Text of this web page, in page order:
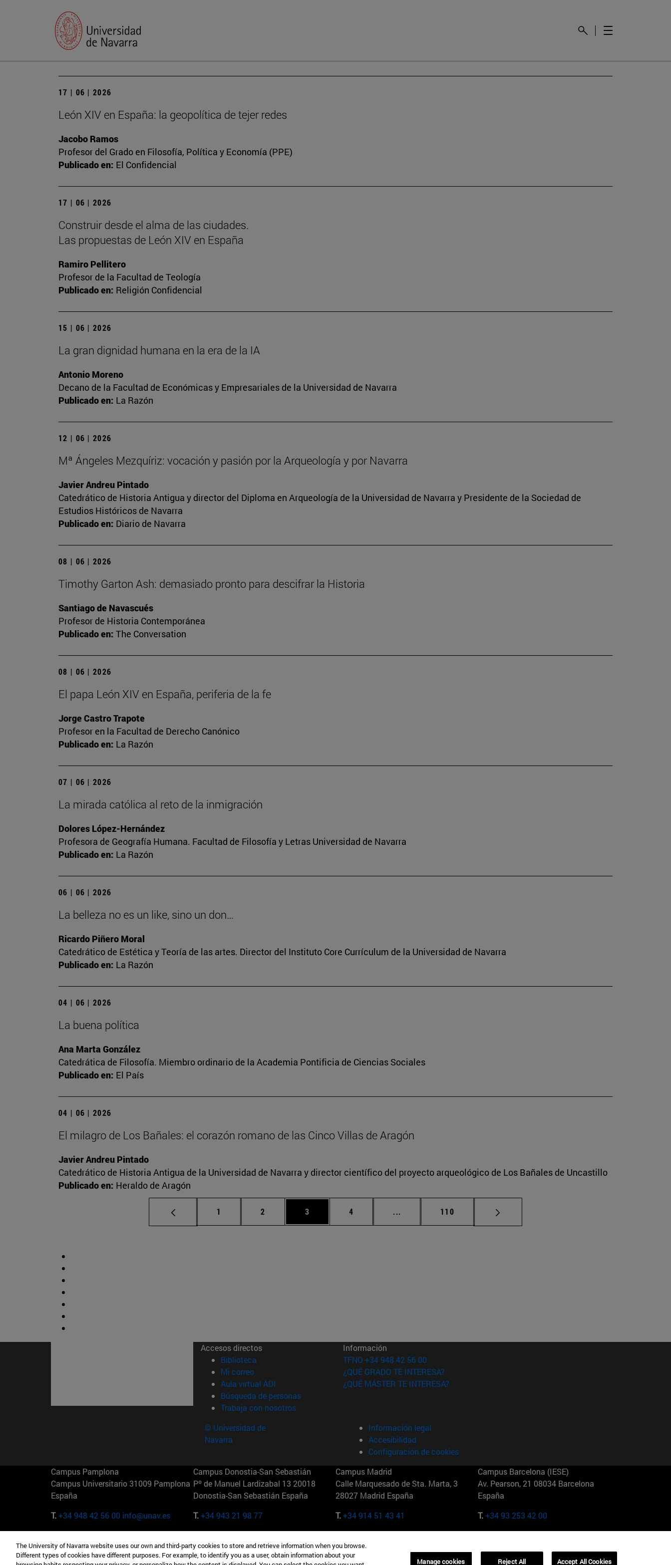
17 | 06 | 2026
León XIV en España: la geopolítica de tejer redes
Jacobo Ramos
Profesor del Grado en Filosofía, Política y Economía (PPE)
Publicado en: El Confidencial
17 | 06 | 2026
Construir desde el alma de las ciudades.
Las propuestas de León XIV en España
Ramiro Pellitero
Profesor de la Facultad de Teología
Publicado en: Religión Confidencial
15 | 06 | 2026
La gran dignidad humana en la era de la IA
Antonio Moreno
Decano de la Facultad de Económicas y Empresariales de la Universidad de Navarra
Publicado en: La Razón
12 | 06 | 2026
Mª Ángeles Mezquíriz: vocación y pasión por la Arqueología y por Navarra
Javier Andreu Pintado
Catedrático de Historia Antigua y director del Diploma en Arqueología de la Universidad de Navarra y Presidente de la Sociedad de
Estudios Históricos de Navarra
Publicado en: Diario de Navarra
08 | 06 | 2026
Timothy Garton Ash: demasiado pronto para descifrar la Historia
Santiago de Navascués
Profesor de Historia Contemporánea
Publicado en: The Conversation
08 | 06 | 2026
El papa León XIV en España, periferia de la fe
Jorge Castro Trapote
Profesor en la Facultad de Derecho Canónico
Publicado en: La Razón
07 | 06 | 2026
La mirada católica al reto de la inmigración
Dolores López-Hernández
Profesora de Geografía Humana. Facultad de Filosofía y Letras Universidad de Navarra
Publicado en: La Razón
06 | 06 | 2026
La belleza no es un like, sino un don…
Ricardo Piñero Moral
Catedrático de Estética y Teoría de las artes. Director del Instituto Core Currículum de la Universidad de Navarra
Publicado en: La Razón
04 | 06 | 2026
La buena política
Ana Marta González
Catedrática de Filosofía. Miembro ordinario de la Academia Pontificia de Ciencias Sociales
Publicado en: El País
04 | 06 | 2026
El milagro de Los Bañales: el corazón romano de las Cinco Villas de Aragón
Javier Andreu Pintado
Catedrático de Historia Antigua de la Universidad de Navarra y director científico del proyecto arqueológico de Los Bañales de Uncastillo
Publicado en: Heraldo de Aragón
Página
1 Página
2 Página
3 Página
4 ... Páginas intermedias Use TAB para desplazarse.
Página
110
Accesos directos
Biblioteca (abre en nueva ventana)
Mi correo(abre en nueva ventana)
Aula virtual ADI (abre en nueva ventana)
Búsqueda de personas(abre en nueva ventana)
Trabaja con nosotros(abre en nueva ventana)
Información
TFNO +34 948 42 56 00
¿QUÉ GRADO TE INTERESA?
¿QUÉ MÁSTER TE INTERESA?
© Universidad de
Navarra
Información legal
Accesibilidad
Configuración de cookies
Campus Pamplona
Campus Universitario 31009 Pamplona
España
T.+34 948 42 56 00 info@unav.es
Campus Donostia-San Sebastián
Pº de Manuel Lardizabal 13 20018
Donostia-San Sebastián España
T.+34 943 21 98 77
Campus Madrid
Calle Marquesado de Sta. Marta, 3
28027 Madrid España
T.+34 914 51 43 41
Campus Barcelona (IESE)
Av. Pearson, 21 08034 Barcelona
España
T.+34 93 253 42 00
Camino del Cerro Águila 3 28023
Madrid España
165 W 57th St 10019-2201 Nueva York
EE.UU
Maria-Theresia-Straße 15 81675
Múnich Alemania
01321001 Bela Vista Brasil
The University of Navarra website uses our own and third-party cookies to store and retrieve information when you browse.
Different types of cookies have different purposes. For example, to identify you as a user, obtain information about your
Manage cookies Reject All Accept All Cookies